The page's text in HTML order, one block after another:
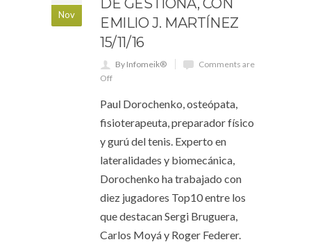
Nov
DE GESTIONA, CON
EMILIO J. MARTÍNEZ
15/11/16
By Infomeik®
Comments are
Off
Paul Dorochenko, osteópata,
fisioterapeuta, preparador físico
y gurú del tenis. Experto en
lateralidades y biomecánica,
Dorochenko ha trabajado con
diez jugadores Top10 entre los
que destacan Sergi Bruguera,
Carlos Moyá y Roger Federer.